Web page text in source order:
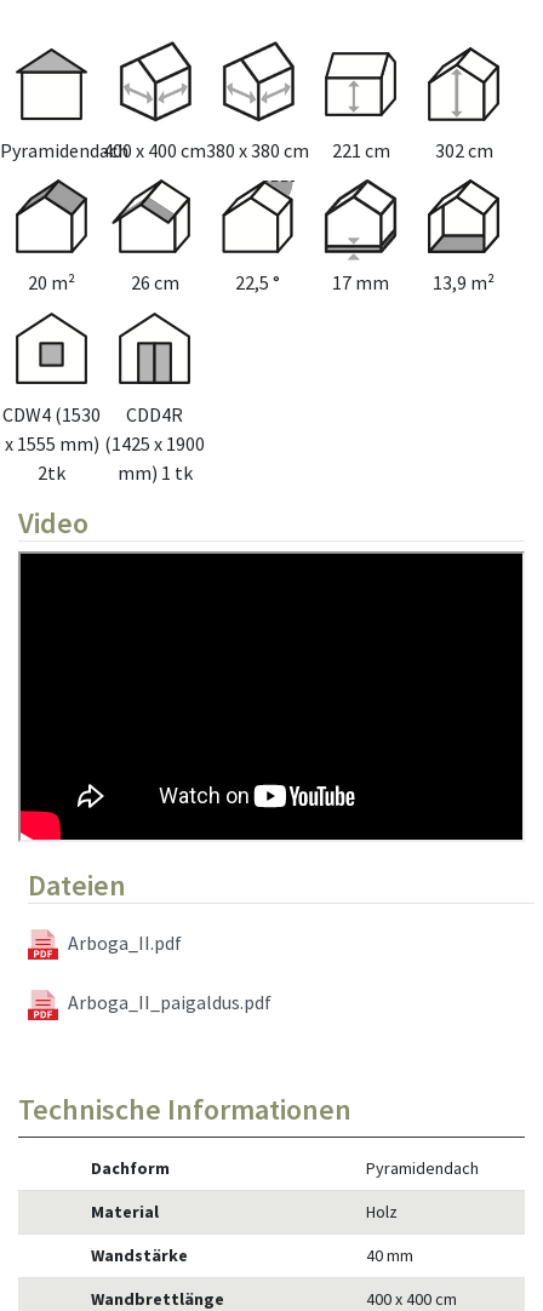
Pyramidendach400 x 400 cm380 x 380 cm 221 cm 302 cm
20 m² 26 cm 22,5 ° 17 mm 13,9 m²
CDW4 (1530
x 1555 mm)
2tk
CDD4R
(1425 x 1900
mm) 1 tk
Video
Dateien
Arboga_II.pdf
Arboga_II_paigaldus.pdf
Technische Informationen
Dachform
Pyramidendach
Material
Holz
Wandstärke
40 mm
Wandbrettlänge
400 x 400 cm